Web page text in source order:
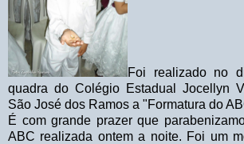
Foi realizado no
quadra do Colégio Estadual Jocellyn
São José dos Ramos a "Formatura do
É com grande prazer que
ABC realizada ontem a noite. Foi um